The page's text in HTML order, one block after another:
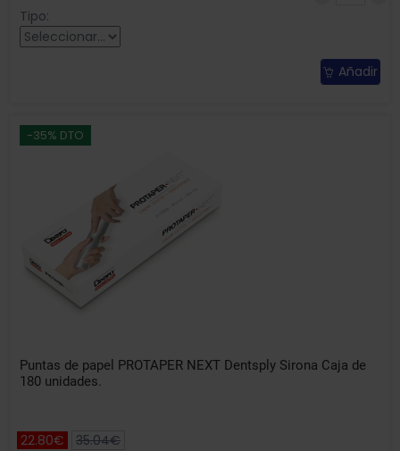
Tipo:
Añadir
-35% DTO
Puntas de papel PROTAPER NEXT Dentsply Sirona Caja de
180 unidades.
22.80€ 35.04€